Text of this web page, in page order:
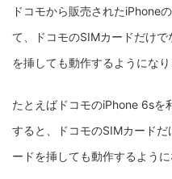
ドコモから販売されたiPhone
て、ドコモのSIMカードだけ
を挿しても動作するようになり
たとえばドコモのiPhone 6sを
すると、ドコモのSIMカード
ードを挿しても動作するように